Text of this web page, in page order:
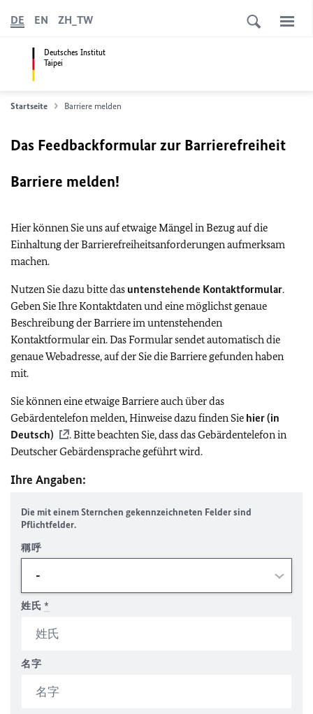
Deutsches Institut
Taipei
DE EN ZH_TW
Startseite Barriere melden
Das Feedbackformular zur Barrierefreiheit
Barriere melden!
Hier können Sie uns auf etwaige Mängel in Bezug auf die
Einhaltung der Barrierefreiheitsanforderungen aufmerksam
machen.
Nutzen Sie dazu bitte das untenstehende Kontaktformular.
Geben Sie Ihre Kontaktdaten und eine möglichst genaue
Beschreibung der Barriere im untenstehenden
Kontaktformular ein. Das Formular sendet automatisch die
genaue Webadresse, auf der Sie die Barriere gefunden haben
mit.
Sie können eine etwaige Barriere auch über das
Gebärdentelefon melden, Hinweise dazu finden Sie hier (in
Deutsch)
. Bitte beachten Sie, dass das Gebärdentelefon in
Deutscher Gebärdensprache geführt wird.
Ihre Angaben:
Die mit einem Sternchen gekennzeichneten Felder sind
Pflichtfelder.
稱呼
姓氏*
名字